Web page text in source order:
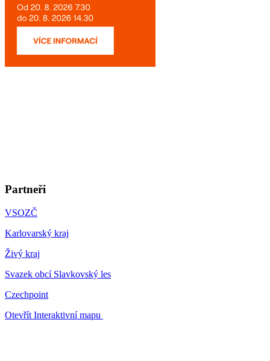
Partneři
VSOZČ
Karlovarský kraj
Živý kraj
Svazek obcí Slavkovský les
Czechpoint
Otevřít Interaktivní mapu